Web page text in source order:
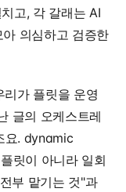
고, 각 갈래는 AI
의심하고 검증한
가 플릿을 운영
글의 오케스트레
요. dynamic
릿이 아니라 일회
부 맡기는 것"과